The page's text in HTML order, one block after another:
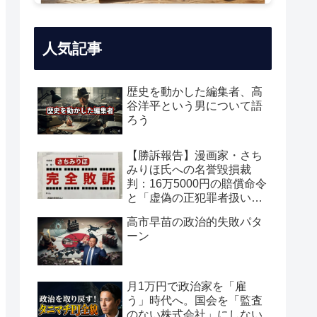
人気記事
歴史を動かした編集者、高
谷洋平という男について語
ろう
【勝訴報告】漫画家・さち
みりほ氏への名誉毀損裁
判：16万5000円の賠償命令
と「虚偽の正犯罪者扱い」
高市早苗の政治的失敗パタ
ーン
月1万円で政治家を「雇
う」時代へ。国会を「監査